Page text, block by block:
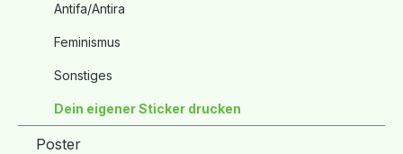
Antifa/Antira
Feminismus
Sonstiges
Dein eigener Sticker drucken
Poster